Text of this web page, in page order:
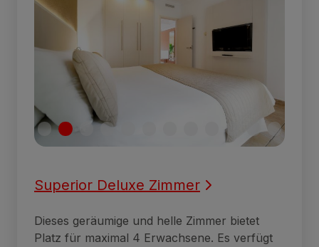
Superior Deluxe Zimmer
Dieses geräumige und helle Zimmer bietet
Platz für maximal 4 Erwachsene. Es verfügt